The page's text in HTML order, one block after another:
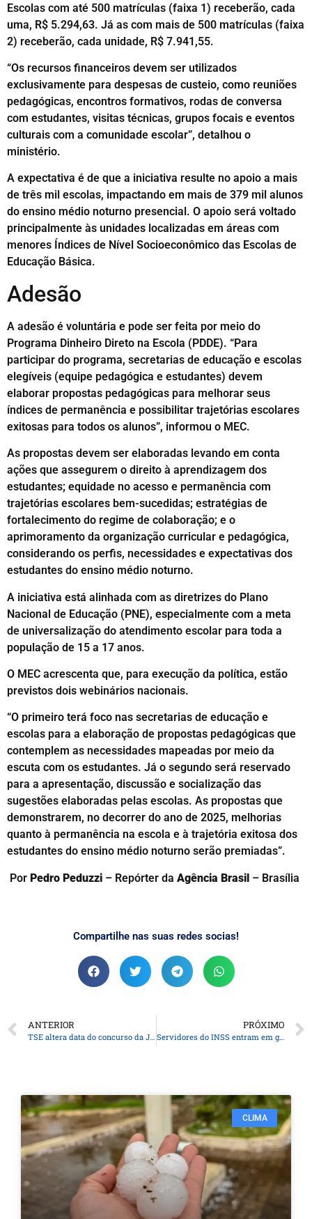
Escolas com até 500 matrículas (faixa 1) receberão, cada
uma, R$ 5.294,63. Já as com mais de 500 matrículas (faixa
2) receberão, cada unidade, R$ 7.941,55.
“Os recursos financeiros devem ser utilizados
exclusivamente para despesas de custeio, como reuniões
pedagógicas, encontros formativos, rodas de conversa
com estudantes, visitas técnicas, grupos focais e eventos
culturais com a comunidade escolar”, detalhou o
ministério.
A expectativa é de que a iniciativa resulte no apoio a mais
de três mil escolas, impactando em mais de 379 mil alunos
do ensino médio noturno presencial. O apoio será voltado
principalmente às unidades localizadas em áreas com
menores Índices de Nível Socioeconômico das Escolas de
Educação Básica.
Adesão
A adesão é voluntária e pode ser feita por meio do
Programa Dinheiro Direto na Escola (PDDE). “Para
participar do programa, secretarias de educação e escolas
elegíveis (equipe pedagógica e estudantes) devem
elaborar propostas pedagógicas para melhorar seus
índices de permanência e possibilitar trajetórias escolares
exitosas para todos os alunos”, informou o MEC.
As propostas devem ser elaboradas levando em conta
ações que assegurem o direito à aprendizagem dos
estudantes; equidade no acesso e permanência com
trajetórias escolares bem-sucedidas; estratégias de
fortalecimento do regime de colaboração; e o
aprimoramento da organização curricular e pedagógica,
considerando os perfis, necessidades e expectativas dos
estudantes do ensino médio noturno.
A iniciativa está alinhada com as diretrizes do Plano
Nacional de Educação (PNE), especialmente com a meta
de universalização do atendimento escolar para toda a
população de 15 a 17 anos.
O MEC acrescenta que, para execução da política, estão
previstos dois webinários nacionais.
“O primeiro terá foco nas secretarias de educação e
escolas para a elaboração de propostas pedagógicas que
contemplem as necessidades mapeadas por meio da
escuta com os estudantes. Já o segundo será reservado
para a apresentação, discussão e socialização das
sugestões elaboradas pelas escolas. As propostas que
demonstrarem, no decorrer do ano de 2025, melhorias
quanto à permanência na escola e à trajetória exitosa dos
estudantes do ensino médio noturno serão premiadas”.
Por Pedro Peduzzi – Repórter da Agência Brasil – Brasília
Compartilhe nas suas redes socias!
ANTERIOR
TSE altera data do concurso da Justiça Eleitoral para 8 de dezembro
PRÓXIMO
Servidores do INSS entram em greve por tempo indeterminado
CLIMA